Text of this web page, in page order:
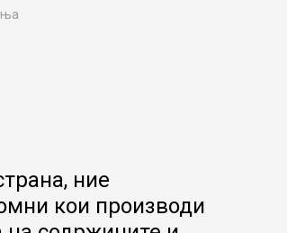
ние
кои производи